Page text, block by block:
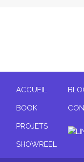
ACCUEIL
BOOK
PROJETS
SHOWREEL